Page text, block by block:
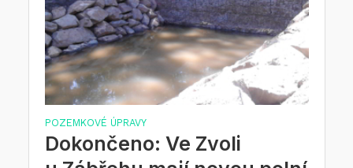
POZEMKOVÉ ÚPRAVY
Dokončeno: Ve Zvoli